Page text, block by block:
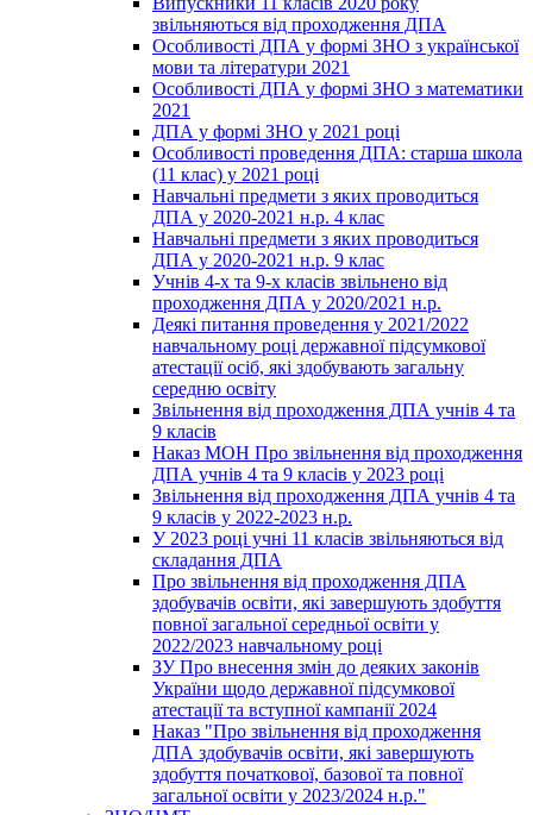
звільняються від проходження ДПА
Особливості ДПА у формі ЗНО з української
мови та літератури 2021
Особливості ДПА у формі ЗНО з математики
2021
ДПА у формі ЗНО у 2021 році
Особливості проведення ДПА: старша школа
(11 клас) у 2021 році
Навчальні предмети з яких проводиться
ДПА у 2020-2021 н.р. 4 клас
Навчальні предмети з яких проводиться
ДПА у 2020-2021 н.р. 9 клас
Учнів 4-х та 9-х класів звільнено від
проходження ДПА у 2020/2021 н.р.
Деякі питання проведення у 2021/2022
навчальному році державної підсумкової
атестації осіб, які здобувають загальну
середню освіту
Звільнення від проходження ДПА учнів 4 та
9 класів
Наказ МОН Про звільнення від проходження
ДПА учнів 4 та 9 класів у 2023 році
Звільнення від проходження ДПА учнів 4 та
9 класів у 2022-2023 н.р.
У 2023 році учні 11 класів звільняються від
складання ДПА
Про звільнення від проходження ДПА
здобувачів освіти, які завершують здобуття
повної загальної середньої освіти у
2022/2023 навчальному році
ЗУ Про внесення змін до деяких законів
України щодо державної підсумкової
атестації та вступної кампанії 2024
Наказ "Про звільнення від проходження
ДПА здобувачів освіти, які завершують
здобуття початкової, базової та повної
загальної освіти у 2023/2024 н.р."